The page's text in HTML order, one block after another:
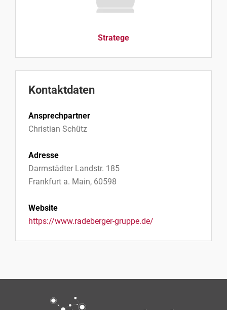
Stratege
Kontaktdaten
Ansprechpartner
Christian Schütz
Adresse
Darmstädter Landstr. 185
Frankfurt a. Main, 60598
Website
https://www.radeberger-gruppe.de/